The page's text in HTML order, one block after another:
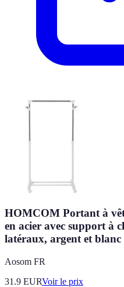
HOMCOM Portant à
en acier avec support à
latéraux, argent et blanc
Aosom FR
31.9 EURVoir le prix